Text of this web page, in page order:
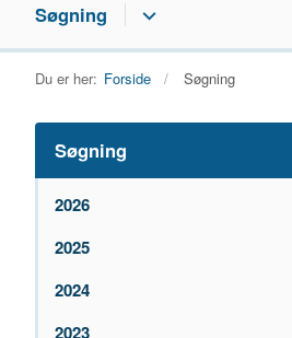
Søgning
Du er her: Forside Søgning
Søgning
2026
2025
2024
2023